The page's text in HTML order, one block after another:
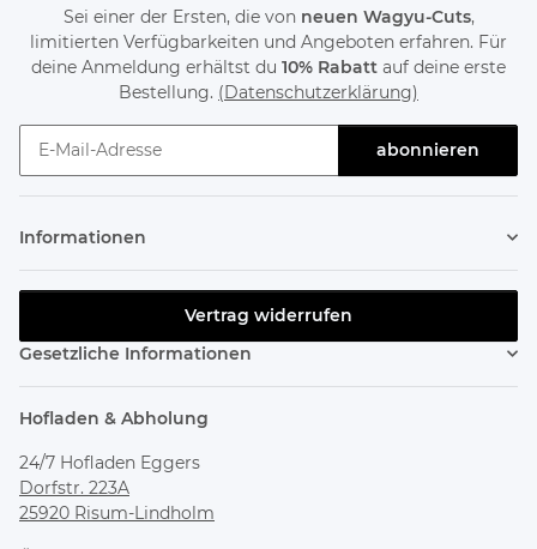
Sei einer der Ersten, die von neuen Wagyu-Cuts,
limitierten Verfügbarkeiten und Angeboten erfahren. Für
deine Anmeldung erhältst du 10% Rabatt auf deine erste
Bestellung. (Datenschutzerklärung)
abonnieren
Informationen
Vertrag widerrufen
Gesetzliche Informationen
Hofladen & Abholung
24/7 Hofladen Eggers
Dorfstr. 223A
25920 Risum-Lindholm